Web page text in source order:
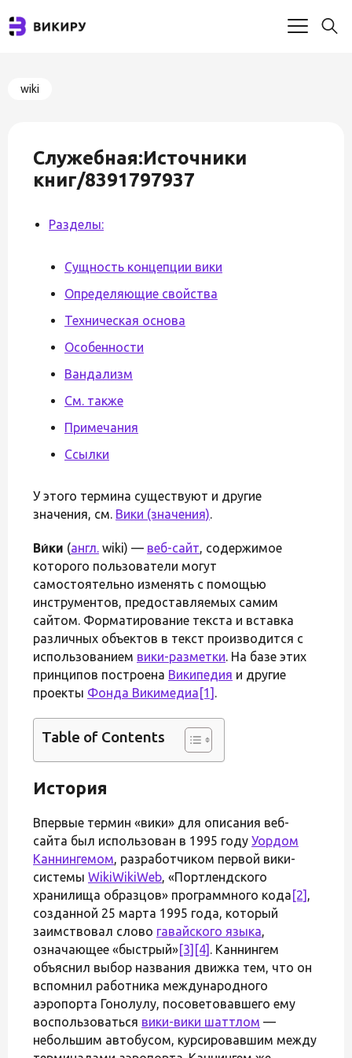
wiki
Служебная:Источники
книг/8391797937
Разделы:
Сущность концепции вики
Определяющие свойства
Техническая основа
Особенности
Вандализм
См. также
Примечания
Ссылки
У этого термина существуют и другие
значения, см. Вики (значения).
Ви́ки (англ. wiki) — веб-сайт, содержимое
которого пользователи могут
самостоятельно изменять с помощью
инструментов, предоставляемых самим
сайтом. Форматирование текста и вставка
различных объектов в текст производится с
использованием вики-разметки. На базе этих
принципов построена Википедия и другие
проекты Фонда Викимедиа [1] .
Table of Contents
История
Впервые термин «вики» для описания веб-
сайта был использован в 1995 году Уордом
Каннингемом, разработчиком первой вики-
системы WikiWikiWeb, «Портлендского
хранилища образцов» программного кода [2] ,
созданной 25 марта 1995 года, который
заимствовал слово гавайского языка,
означающее «быстрый»[3] [4] . Каннингем
объяснил выбор названия движка тем, что он
вспомнил работника международного
аэропорта Гонолулу, посоветовавшего ему
воспользоваться вики-вики шаттлом —
небольшим автобусом, курсировавшим между